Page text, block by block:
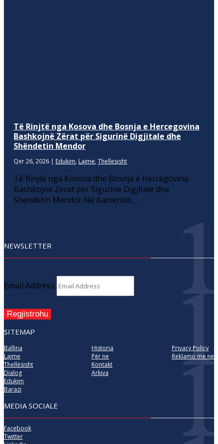
Të Rinjtë nga Kosova dhe Bosnja e Hercegovina
Bashkojnë Zërat për Sigurinë Digjitale dhe
Shëndetin Mendor
Qer 26, 2026 | Edukim, Lajme, Thellesisht
Të Rinjtë nga Kosova dhe Bosnja e Hercegovina
Bashkojnë Zërat për Sigurinë Digjitale dhe
Shëndetin Mendor Në Kamenicë,...
NEWSLETTER
Email Address
Regjistrohu
SITEMAP
Ballina
Lajme
Thellësisht
Dialog
Edukim
Barazi
Historia
Për ne
Kontakt
Arkiva
Privacy Policy
Reklamo me ne
MEDIA SOCIALE
Facebook
Twitter